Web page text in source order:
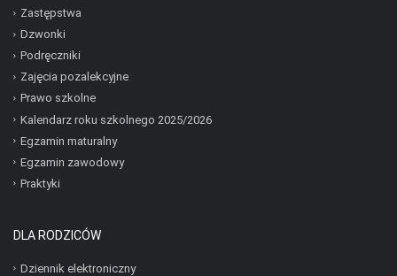
Zastępstwa
Dzwonki
Podręczniki
Zajęcia pozalekcyjne
Prawo szkolne
Kalendarz roku szkolnego 2025/2026
Egzamin maturalny
Egzamin zawodowy
Praktyki
DLA RODZICÓW
Dziennik elektroniczny